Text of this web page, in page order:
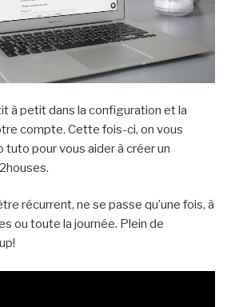
à petit dans la configuration et la
compte. Cette fois-ci, on vous
tuto pour vous aider à créer un
récurrent, ne se passe qu’une fois, à
ou toute la journée. Plein de